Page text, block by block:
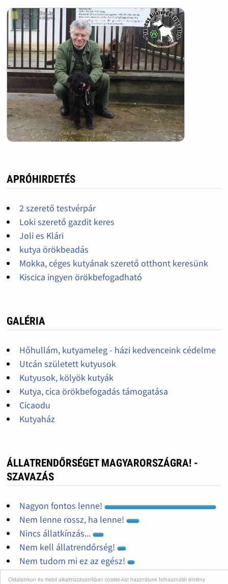
Oldalainkon és mobil alkalmazásainkban cookie-kat használunk felhasználói élmény
APRÓHIRDETÉS
2 szerető testvérpár
Loki szerető gazdit keres
Joli es Klári
kutya örökbeadás
Mokka, céges kutyának szerető otthont keresünk
Kiscica ingyen örökbefogadható
GALÉRIA
Hőhullám, kutyameleg - házi kedvenceink cédelme
Utcán született kutyusok
Kutyusok, kölyök kutyák
Kutya, cica örökbefogadás támogatása
Cicaodu
Kutyaház
ÁLLATRENDŐRSÉGET MAGYARORSZÁGRA! -
SZAVAZÁS
Nagyon fontos lenne!
Nem lenne rossz, ha lenne!
Nincs állatkínzás...
Nem kell állatrendőrség!
Nem tudom mi ez az egész!